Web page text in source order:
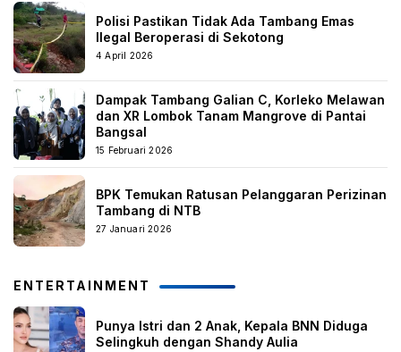
Polisi Pastikan Tidak Ada Tambang Emas
Ilegal Beroperasi di Sekotong
4 April 2026
Dampak Tambang Galian C, Korleko Melawan
dan XR Lombok Tanam Mangrove di Pantai
Bangsal
15 Februari 2026
BPK Temukan Ratusan Pelanggaran Perizinan
Tambang di NTB
27 Januari 2026
ENTERTAINMENT
Punya Istri dan 2 Anak, Kepala BNN Diduga
Selingkuh dengan Shandy Aulia